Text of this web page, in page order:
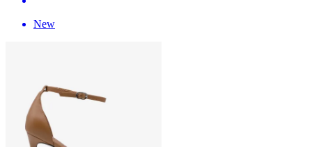
New